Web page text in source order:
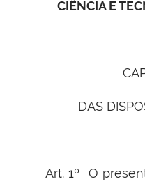
CIÊNCIA E
DAS
Art. 1º O